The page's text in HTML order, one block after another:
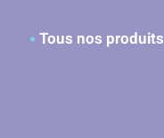
Tous nos produits